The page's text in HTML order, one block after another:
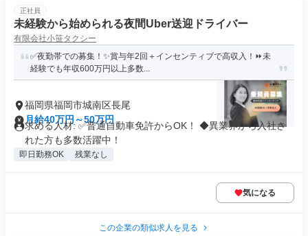
正社員
未経験から始められる夜間Uber送迎ドライバー
有限会社小笹タクシー
✅夜勤帯での募集！✨賞与年2回＋インセンティブで高収入！⏩未
経験でも年収600万円以上多数...
福岡県福岡市城南区長尾
月給40万円～50万円
求める人材: ✅普通自動車免許からOK！ ◆異業界から入社さ
れた方も多数活躍中！
即日勤務OK 残業なし
気になる
この企業の類似求人を見る